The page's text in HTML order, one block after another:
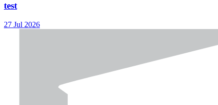
test
27 Jul 2026